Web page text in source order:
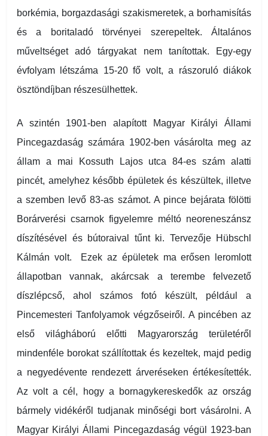
borkémia, borgazdasági szakismeretek, a borhamisítás
és a boritaladó törvényei szerepeltek. Általános
műveltséget adó tárgyakat nem tanítottak. Egy-egy
évfolyam létszáma 15-20 fő volt, a rászoruló diákok
ösztöndíjban részesülhettek.
A szintén 1901-ben alapított Magyar Királyi Állami
Pincegazdaság számára 1902-ben vásárolta meg az
állam a mai Kossuth Lajos utca 84-es szám alatti
pincét, amelyhez később épületek és készültek, illetve
a szemben levő 83-as számot. A pince bejárata fölötti
Borárverési csarnok figyelemre méltó neoreneszánsz
díszítésével és bútoraival tűnt ki. Tervezője Hübschl
Kálmán volt.
Ezek az épületek ma erősen leromlott
állapotban vannak, akárcsak a terembe felvezető
díszlépcső, ahol számos fotó készült, például a
Pincemesteri Tanfolyamok végzőseiről. A pincében az
első világháború előtti Magyarország területéről
mindenféle borokat szállítottak és kezeltek, majd pedig
a negyedévente rendezett árveréseken értékesítették.
Az volt a cél, hogy a bornagykereskedők az ország
bármely vidékéről tudjanak minőségi bort vásárolni. A
Magyar Királyi Állami Pincegazdaság végül 1923-ban